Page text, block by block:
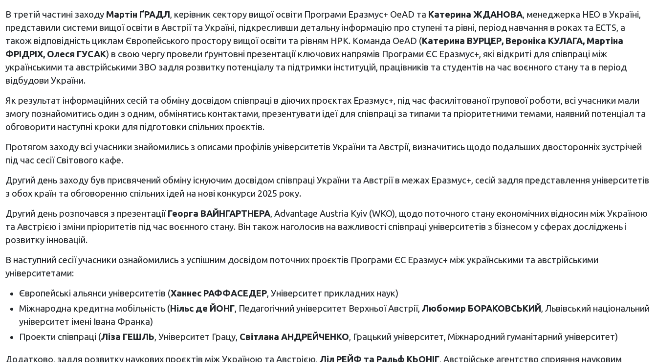
В третій частині заходу Мартін ҐРАДЛ, керівник сектору вищої освіти Програми Еразмус+ OeAD та Катерина ЖДАНОВА, менеджерка НЕО в Україні,
представили системи вищої освіти в Австрії та Україні, підкресливши детальну інформацію про ступені та рівні, період навчання в роках та ECTS, а
також відповідність циклам Європейського простору вищої освіти та рівням НРК. Команда OeAD (Катерина ВУРЦЕР, Вероніка КУЛАГА, Мартіна
ФРІДРІХ, Олеся ГУСАК) в свою чергу провели ґрунтовні презентації ключових напрямів Програми ЄС Еразмус+, які відкриті для співпраці між
українськими та австрійськими ЗВО задля розвитку потенціалу та підтримки інституцій, працівників та студентів на час воєнного стану та в період
відбудови України.
Як результат інформаційних сесій та обміну досвідом співпраці в діючих проєктах Еразмус+, під час фасилітованої групової роботи, всі учасники мали
змогу познайомитись один з одним, обмінятись контактами, презентувати ідеї для співпраці за типами та пріоритетними темами, наявний потенціал та
обговорити наступні кроки для підготовки спільних проєктів.
Протягом заходу всі учасники знайомились з описами профілів університетів України та Австрії, визначитись щодо подальших двосторонніх зустрічей
під час сесії Світового кафе.
Другий день заходу був присвячений обміну існуючим досвідом співпраці України та Австрії в межах Еразмус+, сесій задля представлення університетів
з обох країн та обговоренню спільних ідей на нові конкурси 2025 року.
Другий день розпочався з презентації Георга ВАЙНГАРТНЕРА, Advantage Austria Kyiv (WKO), щодо поточного стану економічних відносин між Україною
та Австрією і зміни пріоритетів під час воєнного стану. Він також наголосив на важливості співпраці університетів з бізнесом у сферах досліджень і
розвитку інновацій.
В наступний сесії учасники ознайомились з успішним досвідом поточних проєктів Програми ЄС Еразмус+ між українськими та австрійськими
університетами:
Європейські альянси університетів (Ханнес РАФФАСЕДЕР, Університет прикладних наук)
Міжнародна кредитна мобільність (Нільс де ЙОНГ, Педагогічний університет Верхньої Австрії, Любомир БОРАКОВСЬКИЙ, Львівський національний
університет імені Івана Франка)
Проекти співпраці (Ліза ГЕШЛЬ, Університет Грацу, Світлана АНДРЕЙЧЕНКО, Грацький університет, Міжнародний гуманітарний університет)
Додатково, задля розвитку наукових проєктів між Україною та Австрією, Ліл РЕЙФ та Ральф КЬОНІГ, Австрійське агентство сприяння науковим